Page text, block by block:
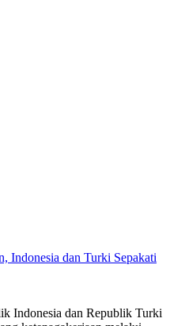
Indonesia dan Turki Sepakati
Indonesia dan Republik Turki